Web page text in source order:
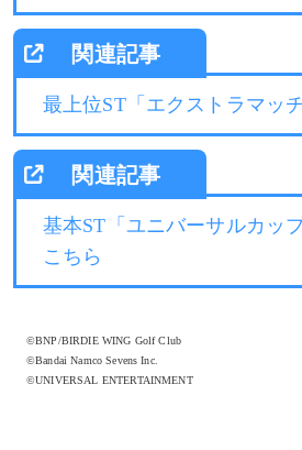
最上位ST「エクストラマッ
基本ST「ユニバーサルカッ
こちら
©BNP/BIRDIE WING Golf Club
©Bandai Namco Sevens Inc.
©UNIVERSAL ENTERTAINMENT